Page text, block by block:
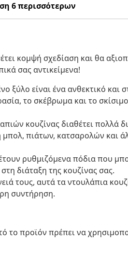
6 περισσότερων
κομψή σχεδίαση και θα
σας αντικείμενα!
ξύλο είναι ένα ανθεκτικό και
το σκέβρωμα και το
κουζίνας διαθέτει πολλά
πιάτων, κατσαρολών και
ρυθμιζόμενα πόδια που
διάταξη της κουζίνας σας.
τους, αυτά τα ντουλάπια
συντήρηση.
το προϊόν πρέπει να